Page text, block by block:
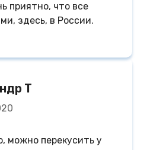
приятно, что все
здесь, в России.
Т
можно перекусить у